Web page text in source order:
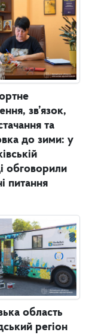
зв’язок,
та
до зими: у
обговорили
питання
область
регіон